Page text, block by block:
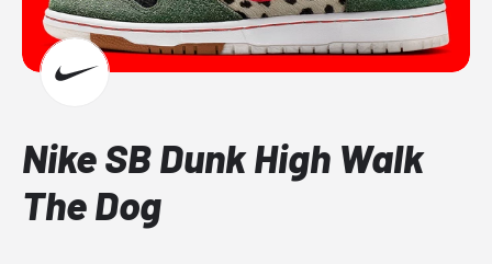
Nike SB Dunk High Walk
The Dog